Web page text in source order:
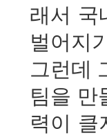
래서 국
벌어지
그런데
팀을 만
력이 클